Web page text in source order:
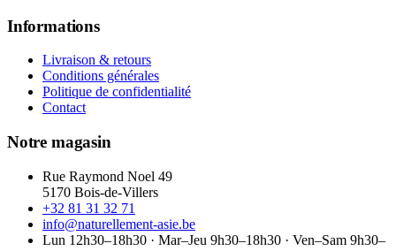
Informations
Livraison & retours
Conditions générales
Politique de confidentialité
Contact
Notre magasin
Rue Raymond Noel 49
5170 Bois-de-Villers
+32 81 31 32 71
info@naturellement-asie.be
Lun 12h30–18h30 · Mar–Jeu 9h30–18h30 · Ven–Sam 9h30–